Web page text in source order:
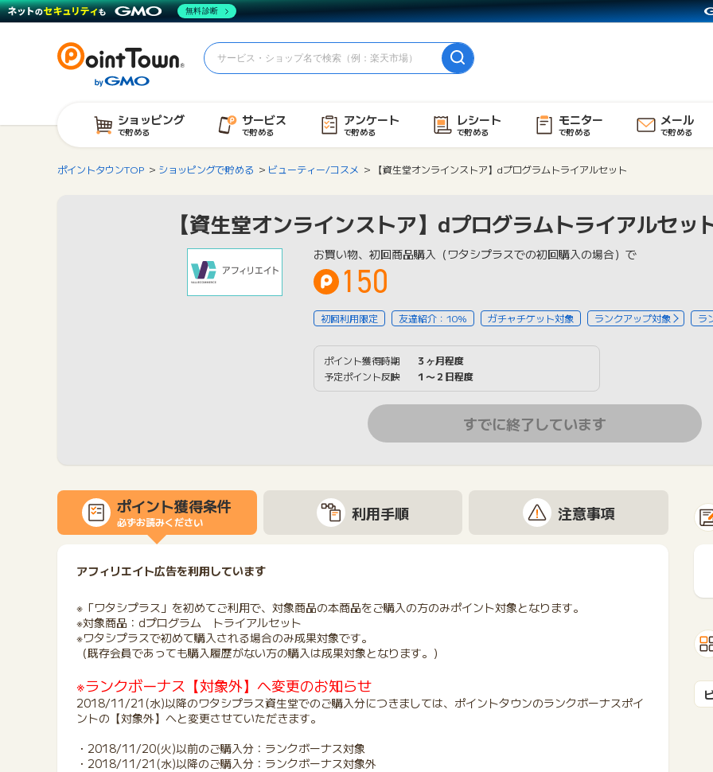
ショッピング
で貯める
サービス
で貯める
アンケート
で貯める
レシート
で貯める
モニター
で貯める
メール
で貯める
ポイントタウンTOP ショッピングで貯める ビューティー/コスメ 【資生堂オンラインストア】dプログラムトライアルセット
【資生堂オンラインストア】dプログラムトライアルセッ
お買い物、初回商品購入（ワタシプラスでの初回購入の場合）で
150
初回利用限定 友達紹介：10% ガチャチケット対象 ランクアップ対象 ラ
ポイント獲得時期
３ヶ月程度
予定ポイント反映
１〜２日程度
すでに終了しています
ポイント獲得条件
必ずお読みください 利用手順 注意事項
アフィリエイト広告を利用しています
※「ワタシプラス」を初めてご利用で、対象商品の本商品をご購入の方のみポイント対象となります。
※対象商品：dプログラム トライアルセット
※ワタシプラスで初めて購入される場合のみ成果対象です。
（既存会員であっても購入履歴がない方の購入は成果対象となります。）
※ランクボーナス【対象外】へ変更のお知らせ
2018/11/21(水)以降のワタシプラス資生堂でのご購入分につきましては、ポイントタウンのランクボーナスポイ
ントの【対象外】へと変更させていただきます。
・2018/11/20(火)以前のご購入分：ランクボーナス対象
・2018/11/21(水)以降のご購入分：ランクボーナス対象外
無料診断